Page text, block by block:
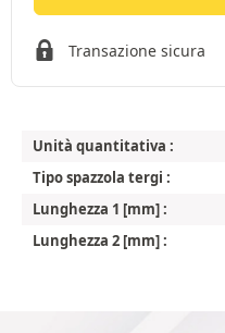
Transazione sicura
Unità quantitativa :
Tipo spazzola tergi :
Lunghezza 1 [mm] :
Lunghezza 2 [mm] :